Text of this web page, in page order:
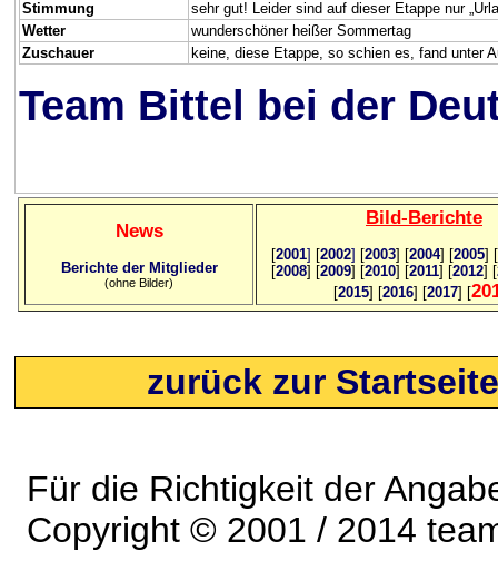
Stimmung
sehr gut! Leider sind auf dieser Etappe nur
Wetter
wunderschöner heißer Sommertag
Zuschauer
keine, diese Etappe, so schien es, fand unter
Team Bittel bei der
News
Berichte der Mitglieder
(ohne Bilder)
Bild-Berichte
[2001] [2002] [2003] [2004] [2005] [
[2008] [2009] [2010] [2011] [2012] [
[2015] [2016] [2017] [
zurück zur
Für die Richtigkeit der
Copyright © 2001 / 2014